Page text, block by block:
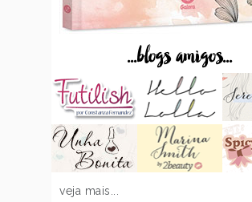
...blogs amigos...
veja mais...